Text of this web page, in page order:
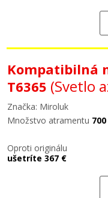
Kompatibilná
T6365 (Svetlo
Značka: Miroluk
Množstvo atramentu
Oproti originálu
ušetríte 367 €